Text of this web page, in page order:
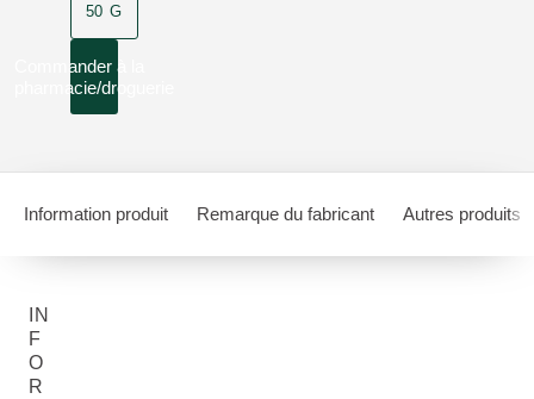
50 G
Commander à la
pharmacie/droguerie
Information produit Remarque du fabricant Autres produits
IN
F
O
R